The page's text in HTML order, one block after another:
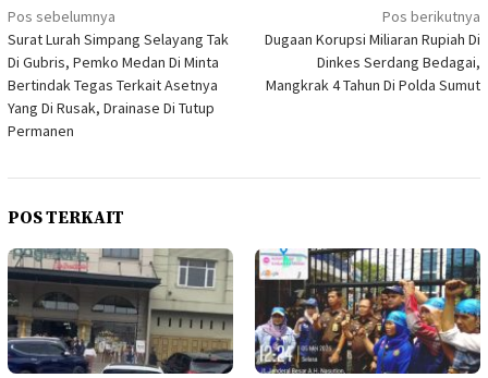
Navigasi
pos
Pos sebelumnya
Surat Lurah Simpang Selayang Tak
Di Gubris, Pemko Medan Di Minta
Bertindak Tegas Terkait Asetnya
Yang Di Rusak, Drainase Di Tutup
Permanen
Pos berikutnya
Dugaan Korupsi Miliaran Rupiah Di
Dinkes Serdang Bedagai,
Mangkrak 4 Tahun Di Polda Sumut
POS TERKAIT